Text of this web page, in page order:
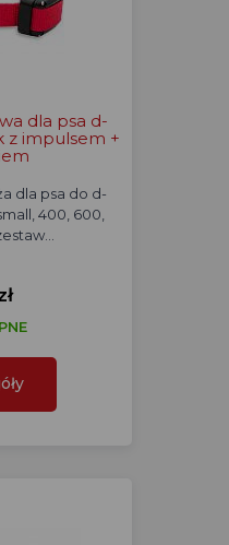
dla psa d-
z impulsem +
dla psa do d-
400, 600,